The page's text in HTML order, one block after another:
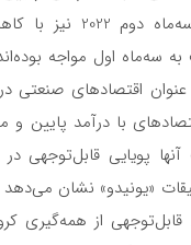
کروناست و در سه‌ماه
سه‌ماه اول مواجه
اقتصادهای صنعتی
با درآمد پایین
پویایی قابل‌توجهی در
«یونیدو» نشان می‌دهد
قابل‌توجهی از همه‌گیری